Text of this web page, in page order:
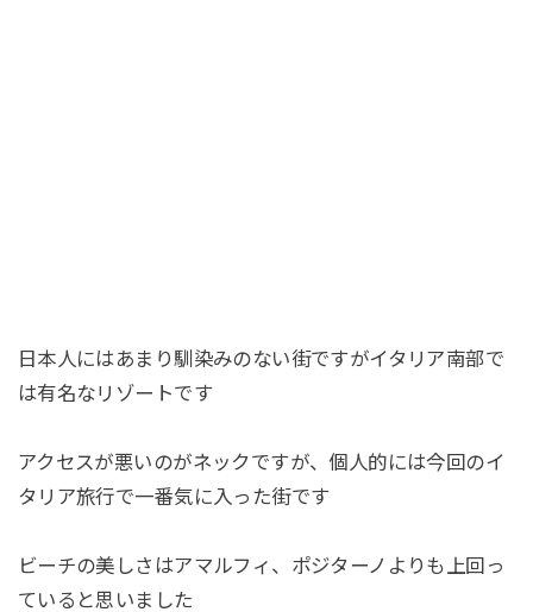
日本人にはあまり馴染みのない街ですがイタリア南部で
は有名なリゾートです
アクセスが悪いのがネックですが、個人的には今回のイ
タリア旅行で一番気に入った街です
ビーチの美しさはアマルフィ、ポジターノよりも上回っ
ていると思いました